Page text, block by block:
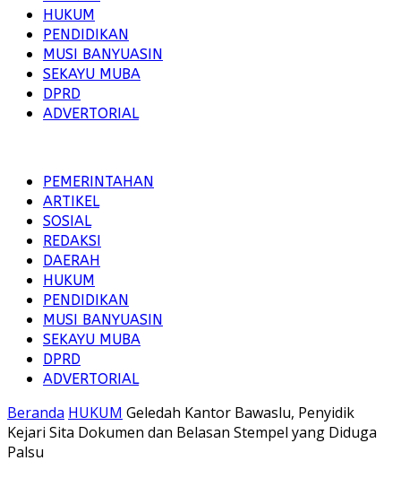
HUKUM
PENDIDIKAN
MUSI BANYUASIN
SEKAYU MUBA
DPRD
ADVERTORIAL
PEMERINTAHAN
ARTIKEL
SOSIAL
REDAKSI
DAERAH
HUKUM
PENDIDIKAN
MUSI BANYUASIN
SEKAYU MUBA
DPRD
ADVERTORIAL
Beranda HUKUM Geledah Kantor Bawaslu, Penyidik
Kejari Sita Dokumen dan Belasan Stempel yang Diduga
Palsu